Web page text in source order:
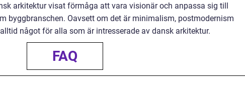
arkitektur visat förmåga att vara visionär och anpassa sig till
byggbranschen. Oavsett om det är minimalism, postmodernism
något för alla som är intresserade av dansk arkitektur.
FAQ